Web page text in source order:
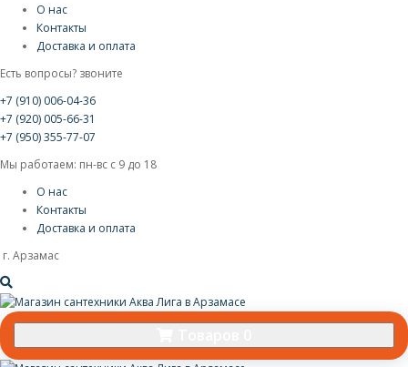
О нас
Контакты
Доставка и оплата
Есть вопросы? звоните
+7 (910) 006-04-36
+7 (920) 005-66-31
+7 (950) 355-77-07
Мы работаем: пн-вс с 9 до 18
О нас
Контакты
Доставка и оплата
г. Арзамас